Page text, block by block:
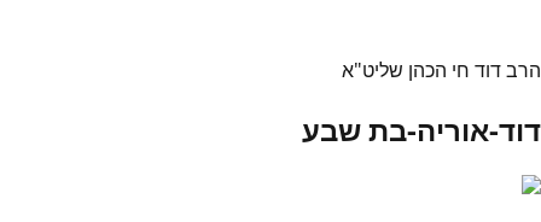
הרב דוד חי הכהן שליט"א
דוד-אוריה-בת שבע